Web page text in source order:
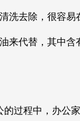
去除，很容
代替，其中
过程中，办公